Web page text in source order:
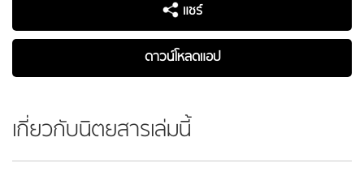
แชร์
ดาวน์โหลดแอป
เกี่ยวกับนิตยสารเล่มนี้